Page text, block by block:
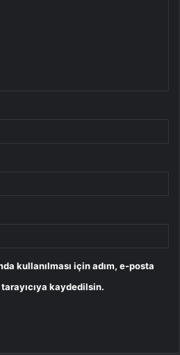
kullanılması için adım, e-posta
kaydedilsin.